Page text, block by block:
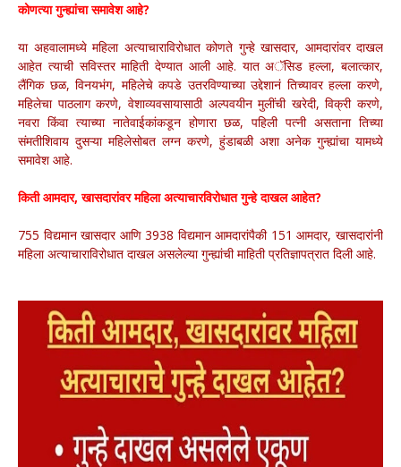
कोणत्या गुन्ह्यांचा समावेश आहे?
या अहवालामध्ये महिला अत्याचाराविरोधात कोणते गुन्हे खासदार, आमदारांवर दाखल
आहेत त्याची सविस्तर माहिती देण्यात आली आहे. यात अॅसिड हल्ला, बलात्कार,
लैंगिक छळ, विनयभंग, महिलेचे कपडे उतरविण्याच्या उद्देशानं तिच्यावर हल्ला करणे,
महिलेचा पाठलाग करणे, वेशाव्यवसायासाठी अल्पवयीन मुलींची खरेदी, विक्री करणे,
नवरा किंवा त्याच्या नातेवाईकांकडून होणारा छळ, पहिली पत्नी असताना तिच्या
संमतीशिवाय दुसऱ्या महिलेसोबत लग्न करणे, हुंडाबळी अशा अनेक गुन्ह्यांचा यामध्ये
समावेश आहे.
किती आमदार, खासदारांवर महिला अत्याचारविरोधात गुन्हे दाखल आहेत?
755 विद्यमान खासदार आणि 3938 विद्यमान आमदारांपैकी 151 आमदार, खासदारांनी
महिला अत्याचाराविरोधात दाखल असलेल्या गुन्ह्यांची माहिती प्रतिज्ञापत्रात दिली आहे.